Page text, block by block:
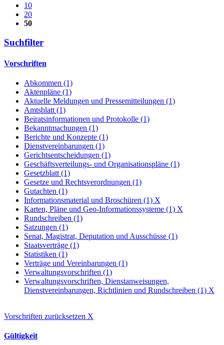
10
20
50
Suchfilter
Vorschriften
Abkommen (1)
Aktenpläne (1)
Aktuelle Meldungen und Pressemitteilungen (1)
Amtsblatt (1)
Beiratsinformationen und Protokolle (1)
Bekanntmachungen (1)
Berichte und Konzepte (1)
Dienstvereinbarungen (1)
Gerichtsentscheidungen (1)
Geschäftsverteilungs- und Organisationspläne (1)
Gesetzblatt (1)
Gesetze und Rechtsverordnungen (1)
Gutachten (1)
Informationsmaterial und Broschüren (1) X
Karten, Pläne und Geo-Informationssysteme (1) X
Rundschreiben (1)
Satzungen (1)
Senat, Magistrat, Deputation und Ausschüsse (1)
Staatsverträge (1)
Statistiken (1)
Verträge und Vereinbarungen (1)
Verwaltungsvorschriften (1)
Verwaltungsvorschriften, Dienstanweisungen,
Dienstvereinbarungen, Richtlinien und Rundschreiben (1) X
Vorschriften zurücksetzen X
Gültigkeit